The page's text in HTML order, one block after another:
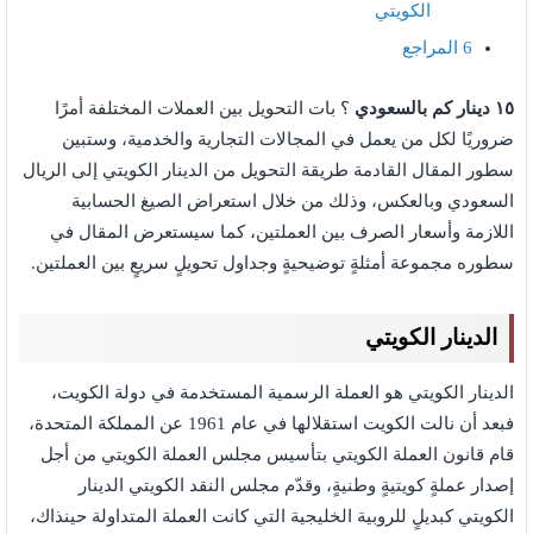
الكويتي
6 المراجع
١٥ دينار كم بالسعودي
؟ بات التحويل بين العملات المختلفة أمرًا
ضروريًا لكل من يعمل في المجالات التجارية والخدمية، وستبين
سطور المقال القادمة طريقة التحويل من الدينار الكويتي إلى الريال
السعودي وبالعكس، وذلك من خلال استعراض الصيغ الحسابية
اللازمة وأسعار الصرف بين العملتين، كما سيستعرض المقال في
سطوره مجموعة أمثلةٍ توضيحيةٍ وجداول تحويلٍ سريعٍ بين العملتين.
الدينار الكويتي
الدينار الكويتي هو العملة الرسمية المستخدمة في دولة الكويت،
فبعد أن نالت الكويت استقلالها في عام 1961 عن المملكة المتحدة،
قام قانون العملة الكويتي بتأسيس مجلس العملة الكويتي من أجل
إصدار عملةٍ كويتيةٍ وطنيةٍ، وقدّم مجلس النقد الكويتي الدينار
الكويتي كبديلٍ للروبية الخليجية التي كانت العملة المتداولة حينذاك،